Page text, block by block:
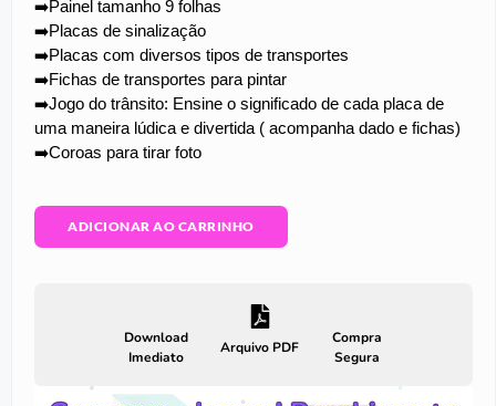
➡️Painel tamanho 9 folhas
➡️Placas de sinalização
➡️Placas com diversos tipos de transportes
➡️Fichas de transportes para pintar
➡️Jogo do trânsito: Ensine o significado de cada placa de
uma maneira lúdica e divertida ( acompanha dado e fichas)
➡️Coroas para tirar foto
ADICIONAR AO CARRINHO
Download
Imediato
Arquivo PDF
Compra
Segura